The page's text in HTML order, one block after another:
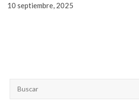
10 septiembre, 2025